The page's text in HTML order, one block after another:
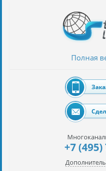
автомобилей
Полная
+7